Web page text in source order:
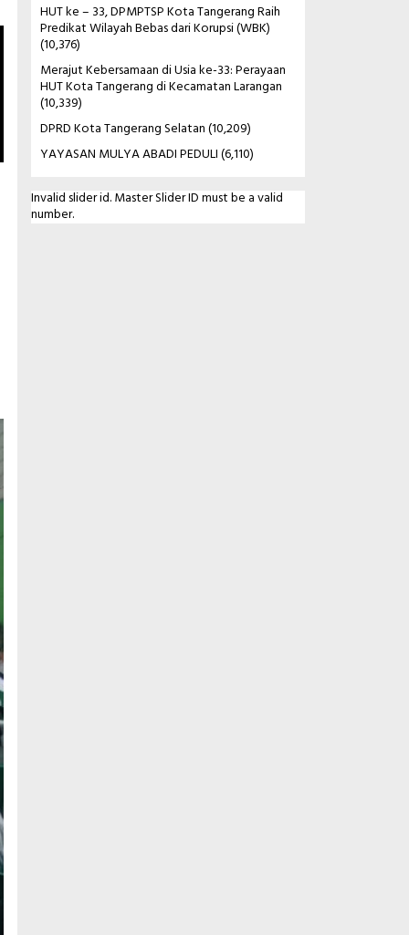
HUT ke – 33, DPMPTSP Kota Tangerang Raih
Predikat Wilayah Bebas dari Korupsi (WBK)
(10,376)
Merajut Kebersamaan di Usia ke-33: Perayaan
HUT Kota Tangerang di Kecamatan Larangan
(10,339)
DPRD Kota Tangerang Selatan(10,209)
YAYASAN MULYA ABADI PEDULI(6,110)
Invalid slider id. Master Slider ID must be a valid
number.